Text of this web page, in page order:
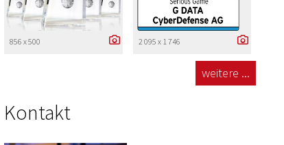
856 x 500 2 095 x 1 746
weitere ...
Kontakt